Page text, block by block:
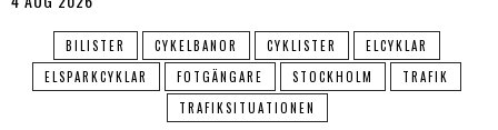
BILISTER CYKELBANOR CYKLISTER
ELCYKLAR
ELSPARKCYKLAR
FOTGÄNGARE STOCKHOLM
TRAFIK
TRAFIKSITUATIONEN